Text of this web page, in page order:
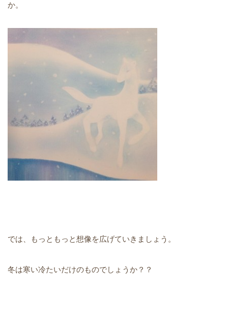
か。
では、もっともっと想像を広げていきましょう。
冬は寒い冷たいだけのものでしょうか？？